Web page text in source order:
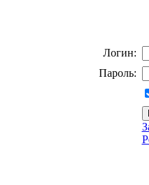
Логин:
Пароль: